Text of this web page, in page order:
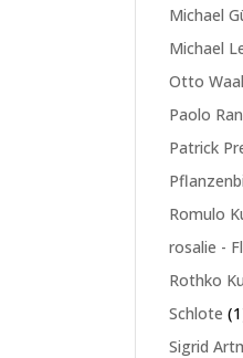
Michael
Michael
Otto
Paolo
Patrick
Romulo
rosalie -
Rothko
Schlote 1
Sigrid